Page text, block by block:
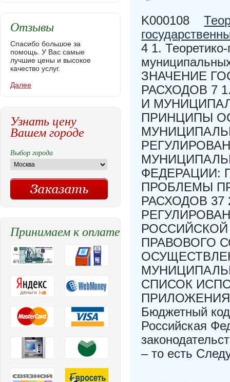
K000108
4 1.
ЗНАЧЕНИЕ
РАСХОДОВ 7
И
ПРИНЦИПЫ
ФЕДЕРАЦИИ:
ПРОБЛЕМЫ
РАСХОДОВ
РОССИЙСКОЙ
ПРАВОВОГО
СПИСОК
Бюджетный
Российская
– то есть
Отзывы
Спасибо большое за
помощь. У Вас самые
лучшие цены и высокое
качество услуг.
Далее
Узнать цену
Вашем городе
Выбор города
Принимаем к оплате